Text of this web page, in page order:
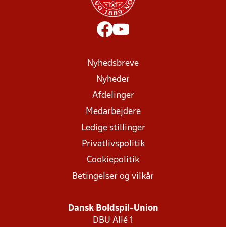
Nyhedsbreve
Nyheder
Afdelinger
Medarbejdere
Ledige stillinger
Privatlivspolitik
Cookiepolitik
Betingelser og vilkår
Dansk Boldspil-Union
DBU Allé 1